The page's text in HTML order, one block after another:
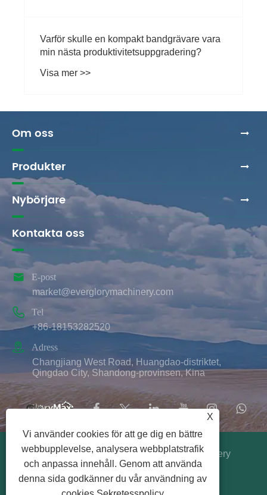
Om oss
Produkter
Nybörjare
Kontakta oss

E-post
market@everglorymachinery.com

Tel
+86-18153282520

Adress
Changjiang West Road, Huangdao-distriktet,
Qingdao City, Shandong-provinsen, Kina
Copyright © 2025 Qingdao Ever Glory Machinery
Co., Ltd. Med ensamrätt.
Links |Sitemap|RSS|XML |Sekretesspolicy
X
Vi använder cookies för att ge dig en bättre
webbupplevelse, analysera webbplatstrafik
och anpassa innehåll. Genom att använda
denna sida godkänner du vår användning av